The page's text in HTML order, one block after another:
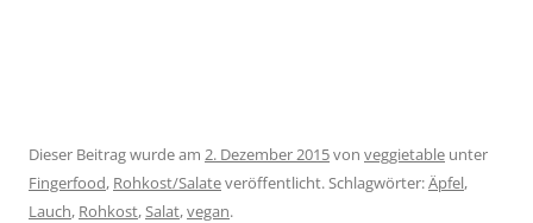
Dieser Beitrag wurde am 2. Dezember 2015von veggietable unter
Fingerfood, Rohkost/Salateveröffentlicht. Schlagwörter:Äpfel,
Lauch, Rohkost, Salat,vegan.